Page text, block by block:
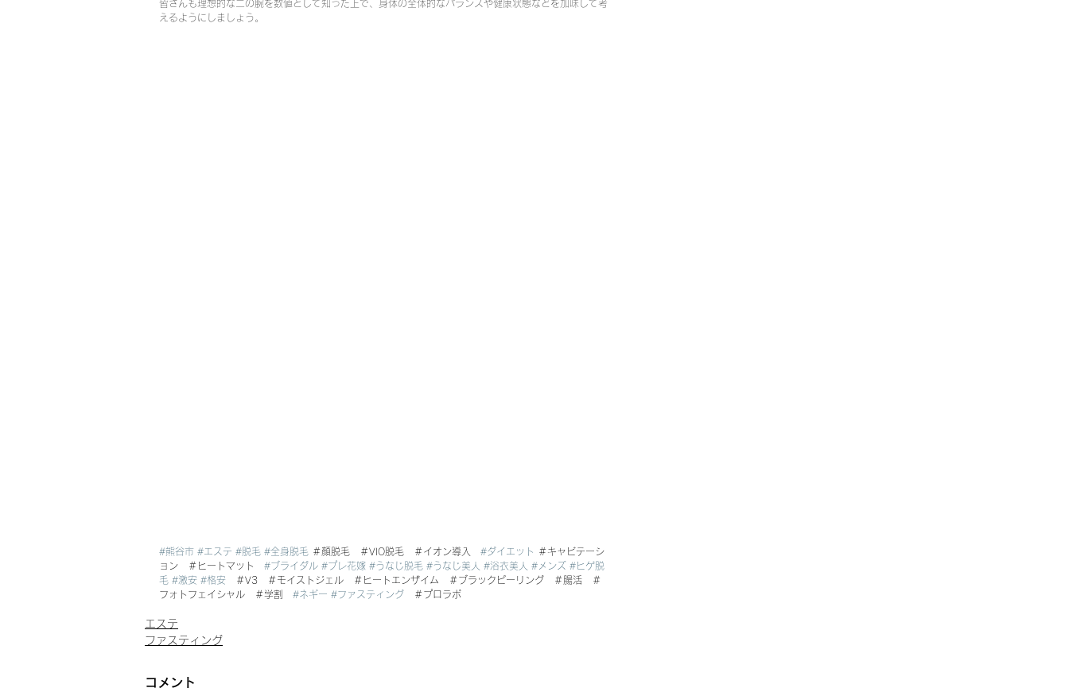
皆さんも理想的な二の腕を数値として知った上で、身体の全体的なバランスや健康状態などを加味して考
えるようにしましょう。
#熊谷市 #エステ #脱毛 #全身脱毛 ＃顔脱毛　＃VIO脱毛　＃イオン導入 #ダイエット
＃キャビテーシ
ョン　＃ヒートマット #ブライダル #プレ花嫁 #うなじ脱毛 #うなじ美人 #浴衣美人 #メンズ #ヒゲ脱
毛 #激安 #格安 ＃V3　＃モイストジェル　＃ヒートエンザイム　＃ブラックピーリング　＃腸活　＃
フォトフェイシャル　＃学割 #ネギー #ファスティング ＃プロラボ
エステ
ファスティング
コメント